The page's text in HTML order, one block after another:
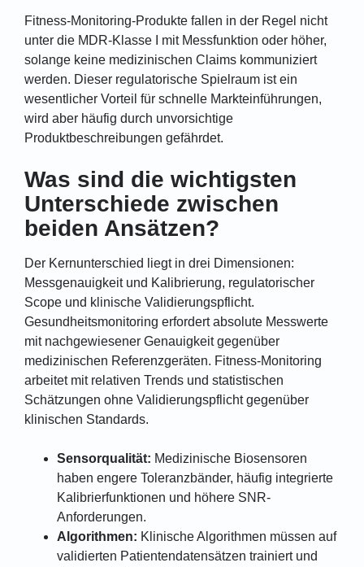
Fitness-Monitoring-Produkte fallen in der Regel nicht
unter die MDR-Klasse I mit Messfunktion oder höher,
solange keine medizinischen Claims kommuniziert
werden. Dieser regulatorische Spielraum ist ein
wesentlicher Vorteil für schnelle Markteinführungen,
wird aber häufig durch unvorsichtige
Produktbeschreibungen gefährdet.
Was sind die wichtigsten
Unterschiede zwischen
beiden Ansätzen?
Der Kernunterschied liegt in drei Dimensionen:
Messgenauigkeit und Kalibrierung, regulatorischer
Scope und klinische Validierungspflicht.
Gesundheitsmonitoring erfordert absolute Messwerte
mit nachgewiesener Genauigkeit gegenüber
medizinischen Referenzgeräten. Fitness-Monitoring
arbeitet mit relativen Trends und statistischen
Schätzungen ohne Validierungspflicht gegenüber
klinischen Standards.
Sensorqualität: Medizinische Biosensoren
haben engere Toleranzbänder, häufig integrierte
Kalibrierfunktionen und höhere SNR-
Anforderungen.
Algorithmen: Klinische Algorithmen müssen auf
validierten Patientendatensätzen trainiert und